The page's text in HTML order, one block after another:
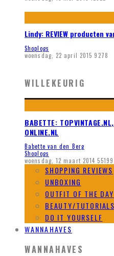
Lindy: REVIEW producten
Shoplogs
woensdag, 22 april 2015 9278
WILLEKEURIG
BABETTE:
ONLINE.NL
Babette van den Berg
Shoplogs
woensdag, 12 maart 2014 55199
SHOPPING REVIEWS
UNBOXING
OUTFIT OF THE DAY
BEAUTY/TUTORIALS
DO IT YOURSELF
WANNAHAVES
WANNAHAVES